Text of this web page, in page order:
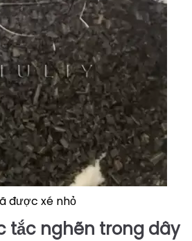
được xé nhỏ
tắc nghẽn trong dây